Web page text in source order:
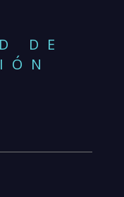
DE